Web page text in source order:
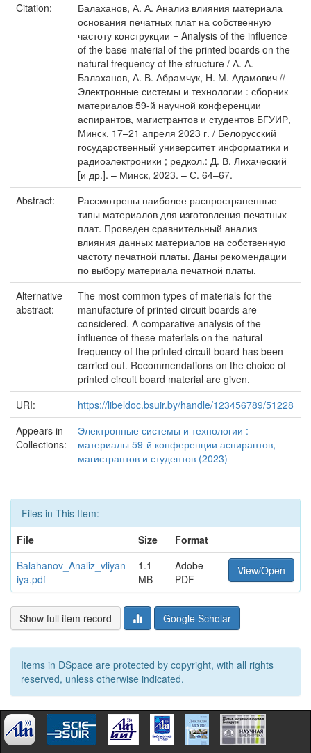
Citation:
Балаханов, А. А. Анализ влияния материала
основания печатных плат на собственную
частоту конструкции = Analysis of the influence
of the base material of the printed boards on the
natural frequency of the structure / А. А.
Балаханов, А. В. Абрамчук, Н. М. Адамович //
Электронные системы и технологии : сборник
материалов 59-й научной конференции
аспирантов, магистрантов и студентов БГУИР,
Минск, 17–21 апреля 2023 г. / Белорусский
государственный университет информатики и
радиоэлектроники ; редкол.: Д. В. Лихаческий
[и др.]. – Минск, 2023. – С. 64–67.
Abstract:
Рассмотрены наиболее распространенные
типы материалов для изготовления печатных
плат. Проведен сравнительный анализ
влияния данных материалов на собственную
частоту печатной платы. Даны рекомендации
по выбору материала печатной платы.
Alternative
abstract:
The most common types of materials for the
manufacture of printed circuit boards are
considered. A comparative analysis of the
influence of these materials on the natural
frequency of the printed circuit board has been
carried out. Recommendations on the choice of
printed circuit board material are given.
URI:
https://libeldoc.bsuir.by/handle/123456789/51228
Appears in
Collections:
Электронные системы и технологии :
материалы 59-й конференции аспирантов,
магистрантов и студентов (2023)
Files in This Item:
File
Size
Format
Balahanov_Analiz_vliyan
iya.pdf
1.1
MB
Adobe
PDF
View/Open
Show full item record Google Scholar
Items in DSpace are protected by copyright, with all rights
reserved, unless otherwise indicated.